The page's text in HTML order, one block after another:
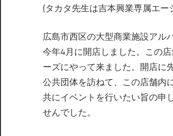
(タカタ先生は吉本興業専属エ
広島市西区の大型商業施設アル
今年4月に開店しました。この
ーズにやって来ました。開店に
公共団体を訪ねて、この店舗内
共にイベントを行いたい旨の申
せんでした。